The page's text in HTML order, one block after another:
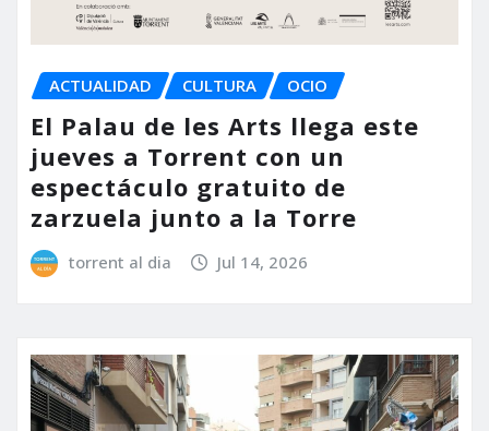
ACTUALIDAD CULTURA OCIO
El Palau de les Arts llega este
jueves a Torrent con un
espectáculo gratuito de
zarzuela junto a la Torre
torrent al dia Jul 14, 2026